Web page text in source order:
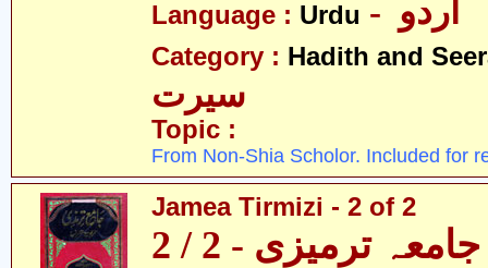
Language : Urdu
Category : Hadith and
سیرت
Topic :
From Non-Shia Scholor. Included for
Jamea Tirmizi - 2 of 2
جامعہ ترمیزی - 2 / 2